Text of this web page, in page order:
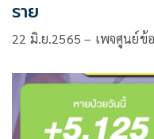
ราย
22 มิ.ย.2565 – เพจศูนย์ข้